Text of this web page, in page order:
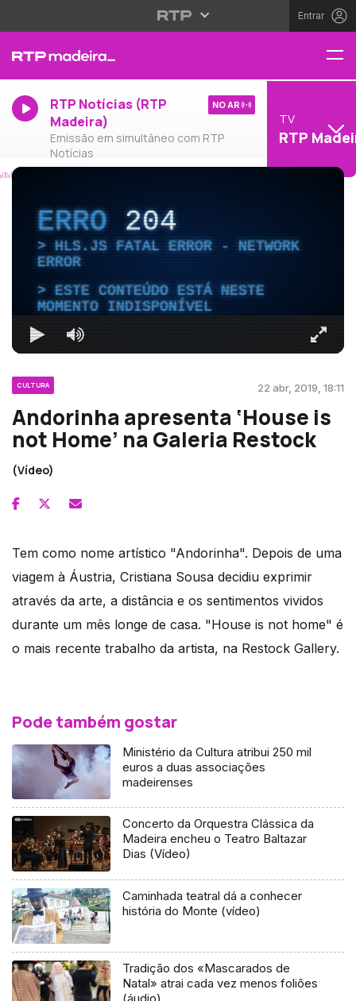
Entrar
RTP Notícias (RTP
Madeira)
Emissão em simultâneo com RTP
Notícias
NO AR
TV
RTP
ERRO204
HLS.JS FATAL ERROR - NETWORK
ERROR
ESTE CONTEÚDO ESTÁ NESTE
MOMENTO INDISPONÍVEL
CULTURA 22 abr, 2019, 18:11
Andorinha apresenta ‘House is
not Home’ na Galeria Restock
(Vídeo)
Tem como nome artístico "Andorinha". Depois de uma
viagem à Áustria, Cristiana Sousa decidiu exprimir
através da arte, a distância e os sentimentos vividos
durante um mês longe de casa. "House is not home" é
o mais recente trabalho da artista, na Restock Gallery.
Pode também gostar
Ministério da Cultura atribui 250 mil
euros a duas associações
madeirenses
Concerto da Orquestra Clássica da
Madeira encheu o Teatro Baltazar
Dias (Vídeo)
Caminhada teatral dá a conhecer
história do Monte (vídeo)
Tradição dos «Mascarados de
Natal» atrai cada vez menos foliões